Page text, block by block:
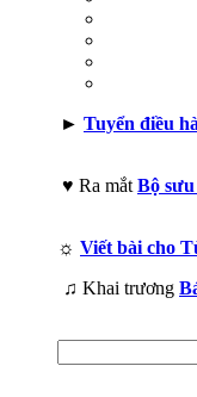
► Tuyển điều
♥ Ra mắt Bộ
☼ Viết bài cho
♫ Khai trương